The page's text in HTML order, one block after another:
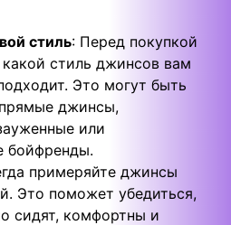
стиль: Перед покупкой
какой стиль джинсов вам
Это могут быть
джинсы,
или
бойфренды.
примеряйте джинсы
Это поможет убедиться,
сидят, комфортны и